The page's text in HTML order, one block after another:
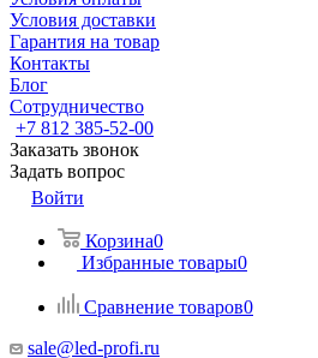
Условия доставки
Гарантия на товар
Контакты
Блог
Сотрудничество
+7 812 385-52-00
Заказать звонок
Задать вопрос
Войти
Корзина0
Избранные товары0
Сравнение товаров0
sale@led-profi.ru